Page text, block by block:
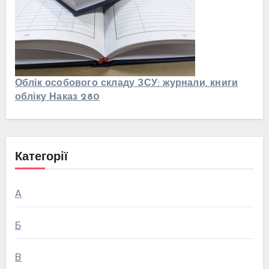
Облік особового складу ЗСУ: журнали, книги
обліку Наказ 280
Категорії
А
Б
В